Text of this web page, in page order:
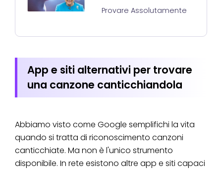
Provare Assolutamente
App e siti alternativi per trovare
una canzone canticchiandola
Abbiamo visto come Google semplifichi la vita
quando si tratta di riconoscimento canzoni
canticchiate. Ma non è l'unico strumento
disponibile. In rete esistono altre app e siti capaci